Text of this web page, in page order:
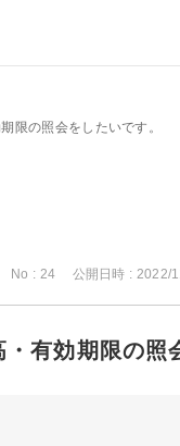
限の照会をしたいです。
No : 24 公開日時 : 2022/
有効期限の照